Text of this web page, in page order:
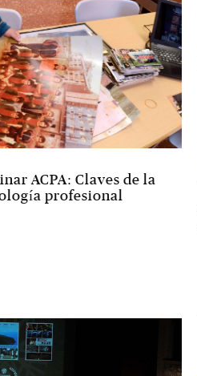
ACPA: Claves de la
profesional